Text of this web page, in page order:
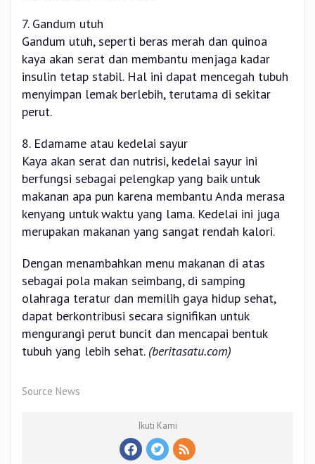
7. Gandum utuh
Gandum utuh, seperti beras merah dan quinoa
kaya akan serat dan membantu menjaga kadar
insulin tetap stabil. Hal ini dapat mencegah tubuh
menyimpan lemak berlebih, terutama di sekitar
perut.
8. Edamame atau kedelai sayur
Kaya akan serat dan nutrisi, kedelai sayur ini
berfungsi sebagai pelengkap yang baik untuk
makanan apa pun karena membantu Anda merasa
kenyang untuk waktu yang lama. Kedelai ini juga
merupakan makanan yang sangat rendah kalori.
Dengan menambahkan menu makanan di atas
sebagai pola makan seimbang, di samping
olahraga teratur dan memilih gaya hidup sehat,
dapat berkontribusi secara signifikan untuk
mengurangi perut buncit dan mencapai bentuk
tubuh yang lebih sehat. (beritasatu.com)
Source News
Ikuti Kami